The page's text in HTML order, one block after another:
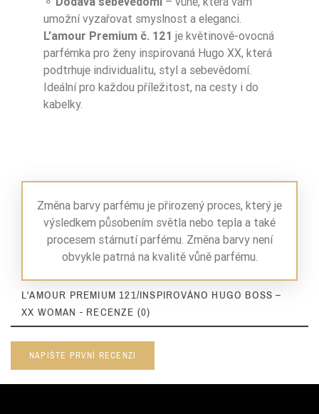
umožní vyzařovat smyslnost a eleganci.
L’amour Premium č. 121 je květinově-ovocná
parfémka pro ženy inspirovaná Hugo XX, která
podtrhuje individualitu, styl a sebevědomí.
Ideální pro každou příležitost, na cesty i do
kabelky.
Změna barvy parfému je přirozený proces, který je
výsledkem působením světla nebo tepla a také
procesem stárnutí parfému. Změna barvy není
obvykle patrná na kvalitě vůně parfému.
L'AMOUR PREMIUM 121/INSPIROVÁNO HUGO BOSS –
XX WOMAN - RECENZE (0)
NAPIŠTE PRVNÍ RECENZI